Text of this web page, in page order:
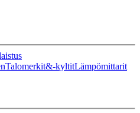
Talomerkit&-kyltitLämpömittarit